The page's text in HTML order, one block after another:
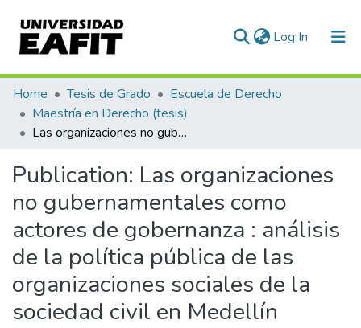
Log In (current)
Communities & Collections
All of DSpace
Home Tesis de Grado
Escuela de Derecho
Maestría en Derecho (tesis)
Las organizaciones no gubernamentales como actores de gobernanza : análisis de la política pública de las organizaciones sociales de la sociedad civil en Medellín
Publication: Las organizaciones
no gubernamentales como
actores de gobernanza : análisis
de la política pública de las
organizaciones sociales de la
sociedad civil en Medellín